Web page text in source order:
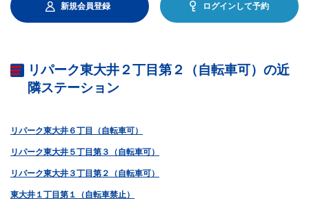
新規会員登録 ログインして予約
リパーク東大井２丁目第２（自転車可）の近
隣ステーション
リパーク東大井６丁目（自転車可）
リパーク東大井５丁目第３（自転車可）
リパーク東大井３丁目第２（自転車可）
東大井１丁目第１（自転車禁止）